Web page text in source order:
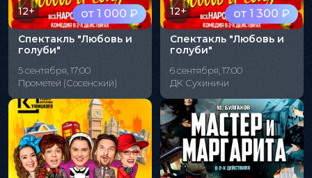
от 1 000 ₽
12+
Спектакль "Любовь и
голуби"
5 сентября, 17:00
Прометей (Сосенский)
от 1 300 ₽
12+
Спектакль "Любовь и
голуби"
6 сентября, 17:00
ДК Сухиничи